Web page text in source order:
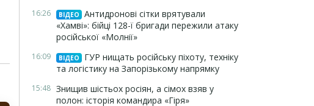
16:26 ВІДЕО
Антидронові сітки врятували
«Хамві»: бійці 128-ї бригади пережили атаку
російської «Молнії»
16:09 ВІДЕО
ГУР нищать російську піхоту, техніку
та логістику на Запорізькому напрямку
15:48 Знищив шістьох росіян, а сімох взяв у
полон: історія командира «Гіря»